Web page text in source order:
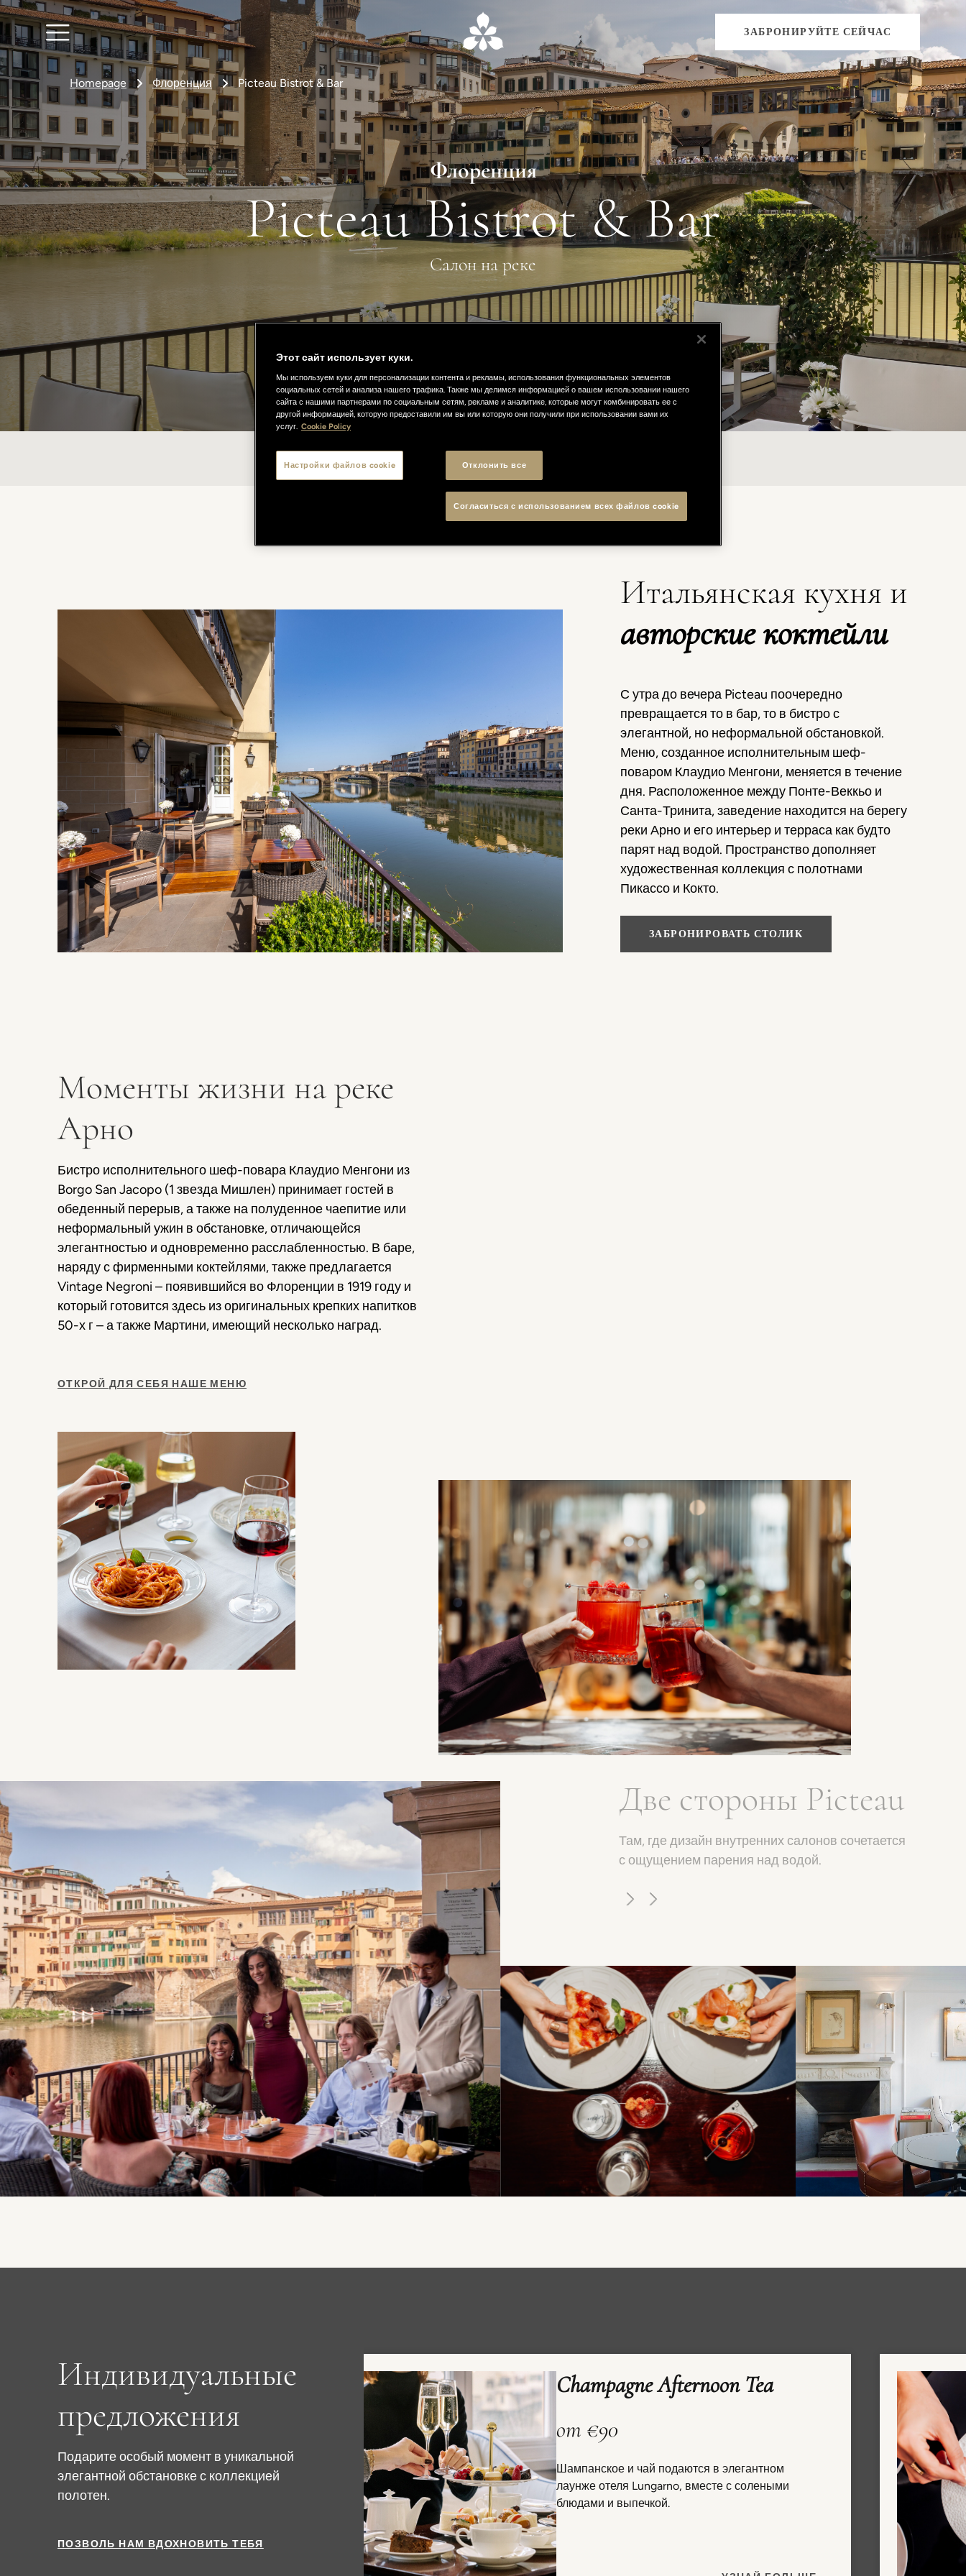
ЗАБРОНИРУЙТЕ СЕЙЧАС
Homepage Флоренция Picteau Bistrot & Bar
Флоренция
Picteau Bistrot & Bar
Салон на реке
PICTEAU BISTROT & BAR
Итальянская кухня и
авторские коктейли
С утра до вечера Picteau поочередно
превращается то в бар, то в бистро с
элегантной, но неформальной обстановкой.
Меню, созданное исполнительным шеф-
поваром Клаудио Менгони, меняется в течение
дня. Расположенное между Понте-Веккьо и
Санта-Тринита, заведение находится на берегу
реки Арно и его интерьер и терраса как будто
парят над водой. Пространство дополняет
художественная коллекция с полотнами
Пикассо и Кокто.
ЗАБРОНИРОВАТЬ СТОЛИК
Моменты жизни на реке
Арно
Бистро исполнительного шеф-повара Клаудио Менгони из
Borgo San Jacopo (1 звезда Мишлен) принимает гостей в
обеденный перерыв, а также на полуденное чаепитие или
неформальный ужин в обстановке, отличающейся
элегантностью и одновременно расслабленностью. В баре,
наряду с фирменными коктейлями, также предлагается
Vintage Negroni – появившийся во Флоренции в 1919 году и
который готовится здесь из оригинальных крепких напитков
50-х г – а также Мартини, имеющий несколько наград.
ОТКРОЙ ДЛЯ СЕБЯ НАШЕ МЕНЮ
Две стороны
Picteau
сочетается с ощущением парения над водой.
Индивидуальные
предложения
Подарите особый момент в уникальной
элегантной обстановке с коллекцией
Шампанское и чай подаются в элегантном
лаунже отеля Lungarno, вместе с солеными
Этот сайт использует куки.
Мы используем куки для персонализации контента и рекламы, использования функциональных элементов
социальных сетей и анализа нашего трафика. Также мы делимся информацией о вашем использовании нашего
сайта с нашими партнерами по социальным сетям, рекламе и аналитике, которые могут комбинировать ее с
другой информацией, которую предоставили им вы или которую они получили при использовании вами их
услуг. Cookie Policy
Отклонить все
Согласиться с использованием всех файлов cookie
Настройки файлов cookie